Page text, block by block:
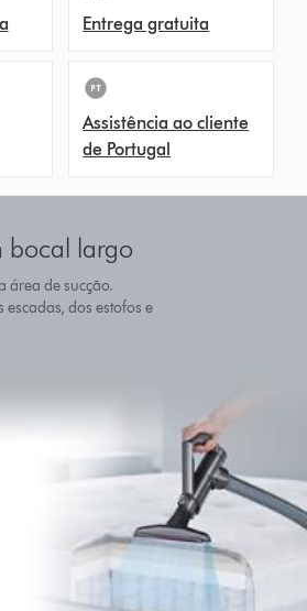
Entrega gratuita
Assistência ao cliente
de Portugal
bocal largo
área de sucção.
dos estofos e